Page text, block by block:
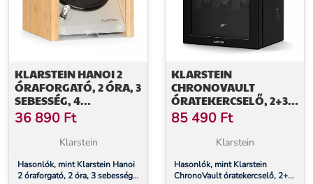
KLARSTEIN HANOI 2
ÓRAFORGATÓ, 2 ÓRA, 3
SEBESSÉG, 4
ÜZEMMÓD, BAMBUSZ
36 890 Ft
Klarstein
Hasonlók, mint Klarstein Hanoi
2 óraforgató, 2 óra, 3 sebesség,
KLARSTEIN
CHRONOVAULT
ÓRATEKERCSELŐ, 2+3
ÓRA, VEGÁN, MAGAS
FÉNYŰ, 4 ÜZEMMÓD,
MABUCHI MOTOR, LED,
85 490 Ft
Klarstein
Hasonlók, mint Klarstein
ChronoVault óratekercselő, 2+3